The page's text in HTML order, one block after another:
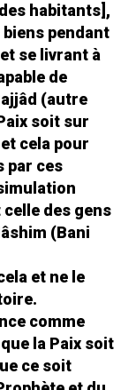
habitants],
pendant
se livrant à
de
(autre
soit sur
cela pour
par ces
des gens
(Bani
et ne le
comme
la Paix soit
ce soit